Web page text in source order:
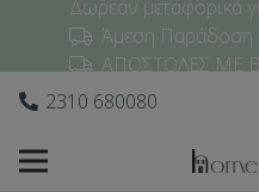
Δωρεάν μεταφορικά
Άμεση Παράδοση
ΑΠΟΣΤΟΛΕΣ ΜΕ
2310 680080